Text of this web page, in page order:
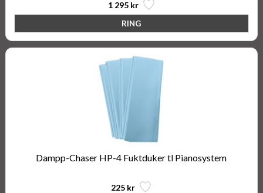
1 295 kr
Dampp-Chaser HP-4 Fuktduker tl Pianosystem
225 kr